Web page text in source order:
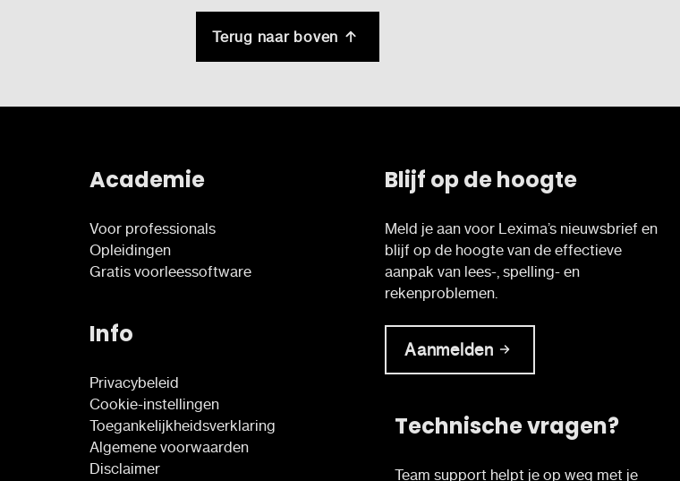
Terug naar boven
Academie
Voor professionals
Opleidingen
Gratis voorleessoftware
Info
Privacybeleid
Cookie-instellingen
Toegankelijkheidsverklaring
Algemene voorwaarden
Disclaimer
Blijf op de hoogte
Meld je aan voor Lexima’s nieuwsbrief en
blijf op de hoogte van de effectieve
aanpak van lees-, spelling- en
rekenproblemen.
Aanmelden
Technische vragen?
Team support helpt je op weg met je